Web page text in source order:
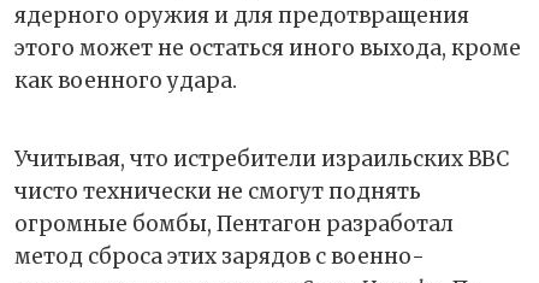
ядерного оружия и для предотвращения
этого может не остаться иного выхода, кроме
как военного удара.
Учитывая, что истребители израильских ВВС
чисто технически не смогут поднять
огромные бомбы, Пентагон разработал
метод сброса этих зарядов с военно-